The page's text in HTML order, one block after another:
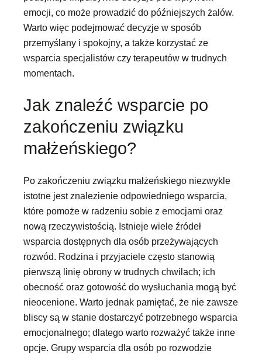
emocji, co może prowadzić do późniejszych żalów.
Warto więc podejmować decyzje w sposób
przemyślany i spokojny, a także korzystać ze
wsparcia specjalistów czy terapeutów w trudnych
momentach.
Jak znaleźć wsparcie po
zakończeniu związku
małżeńskiego?
Po zakończeniu związku małżeńskiego niezwykle
istotne jest znalezienie odpowiedniego wsparcia,
które pomoże w radzeniu sobie z emocjami oraz
nową rzeczywistością. Istnieje wiele źródeł
wsparcia dostępnych dla osób przeżywających
rozwód. Rodzina i przyjaciele często stanowią
pierwszą linię obrony w trudnych chwilach; ich
obecność oraz gotowość do wysłuchania mogą być
nieocenione. Warto jednak pamiętać, że nie zawsze
bliscy są w stanie dostarczyć potrzebnego wsparcia
emocjonalnego; dlatego warto rozważyć także inne
opcje. Grupy wsparcia dla osób po rozwodzie